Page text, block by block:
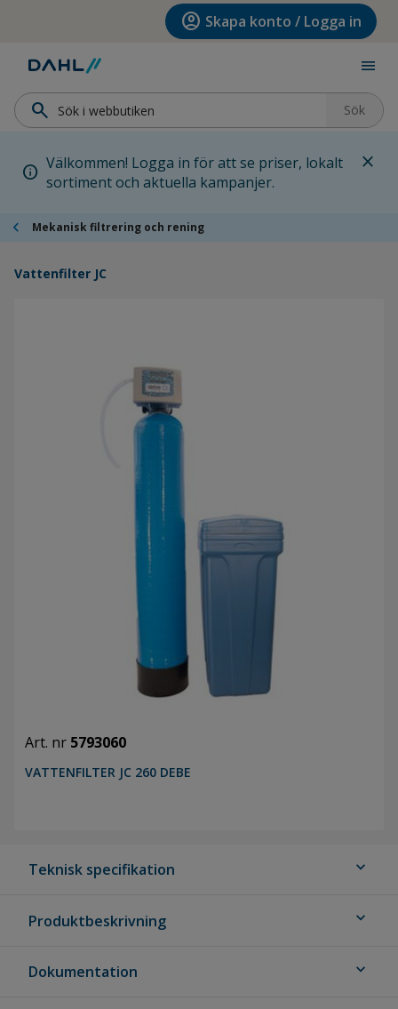
Hoppa till huvudinnehållet account_circle Skapa konto / Logga in
menu
search Sök
info Välkommen! Logga in för att se priser, lokalt
sortiment och aktuella kampanjer.
close
chevron_left Mekanisk filtrering och rening
Vattenfilter JC
Art. nr 5793060
VATTENFILTER JC 260 DEBE
Teknisk specifikation expand_more
Produktbeskrivning expand_more
Dokumentation expand_more